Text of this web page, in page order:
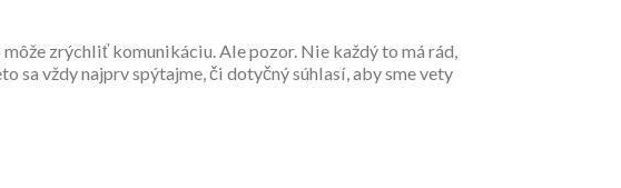
zrýchliť komunikáciu. Ale pozor. Nie každý to má rád,
sa vždy najprv spýtajme, či dotyčný súhlasí, aby sme vety